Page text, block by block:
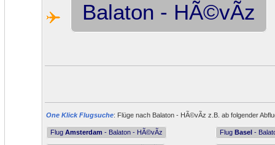
Balaton - HÃ©vÃ­z
One Klick Flugsuche: Flüge nach Balaton - HÃ©vÃ­z z.B. ab folgender
Flug Amsterdam - Balaton - HÃ©vÃ­z Flug Basel -